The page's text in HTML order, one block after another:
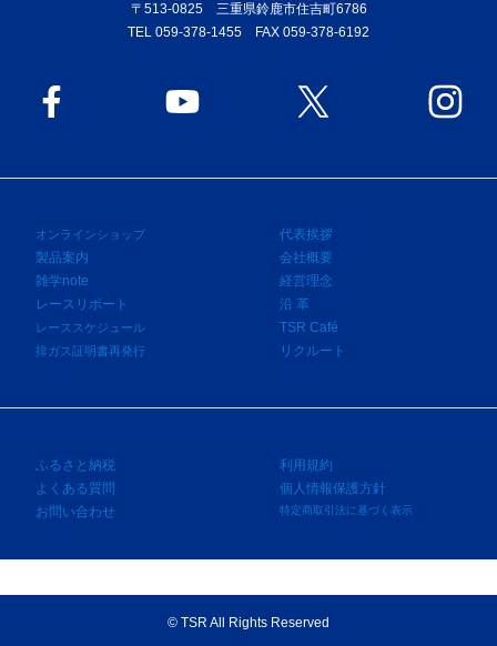
〒513-0825 三重県鈴鹿市住吉町6786
TEL 059-378-1455 FAX 059-378-6192
オンラインショップ
代表挨拶
製品案内
会社概要
雑学note
経営理念
レースリポート
沿 革
レーススケジュール TSR Café
排ガス証明書再発行 リクルート
ふるさと納税
利用規約
よくある質問
個人情報保護方針
お問い合わせ
特定商取引法に基づく表示
© TSR All Rights Reserved